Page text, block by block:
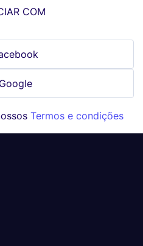
COM
Google
Termos e condições